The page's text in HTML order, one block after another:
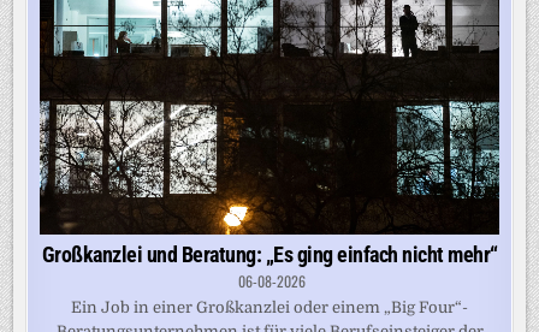
Großkanzlei und Beratung: „Es ging einfach nicht mehr“
06-08-2026
Ein Job in einer Großkanzlei oder einem „Big Four“-